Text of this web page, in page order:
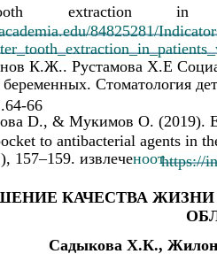
extraction
in
84825281/
К.Ж.. Рустамова Х.Е
Стоматология
66
D., & Мукимов O. (2019).
to antibacterial agents in
157–159. извлеченоотhttps://
КАЧЕСТВА
Садыкова Х.К.,